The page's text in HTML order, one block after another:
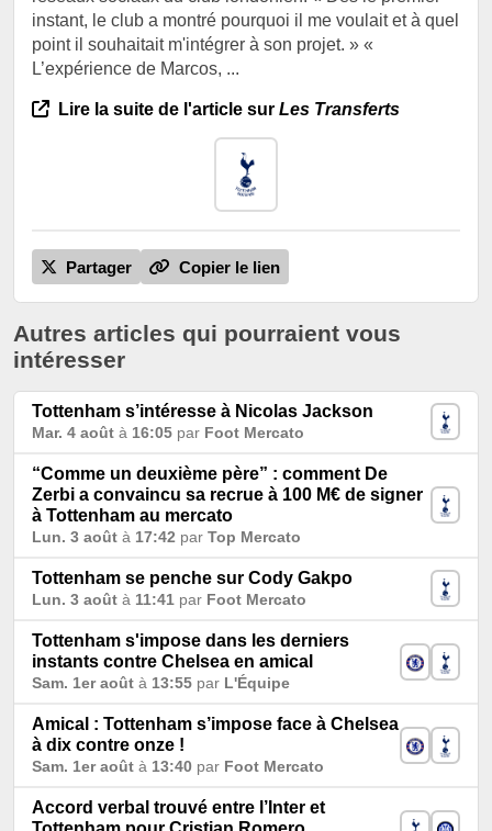
instant, le club a montré pourquoi il me voulait et à quel
point il souhaitait m'intégrer à son projet. » «
L’expérience de Marcos, ...
Lire la suite de l'article sur Les Transferts
Partager Copier le lien
Autres articles qui pourraient vous
intéresser
Tottenham s’intéresse à Nicolas Jackson
Mar. 4 août à 16:05 par Foot Mercato
“Comme un deuxième père” : comment De
Zerbi a convaincu sa recrue à 100 M€ de signer
à Tottenham au mercato
Lun. 3 août à 17:42 par Top Mercato
Tottenham se penche sur Cody Gakpo
Lun. 3 août à 11:41 par Foot Mercato
Tottenham s'impose dans les derniers
instants contre Chelsea en amical
Sam. 1er août à 13:55 par L'Équipe
Amical : Tottenham s’impose face à Chelsea
à dix contre onze !
Sam. 1er août à 13:40 par Foot Mercato
Accord verbal trouvé entre l’Inter et